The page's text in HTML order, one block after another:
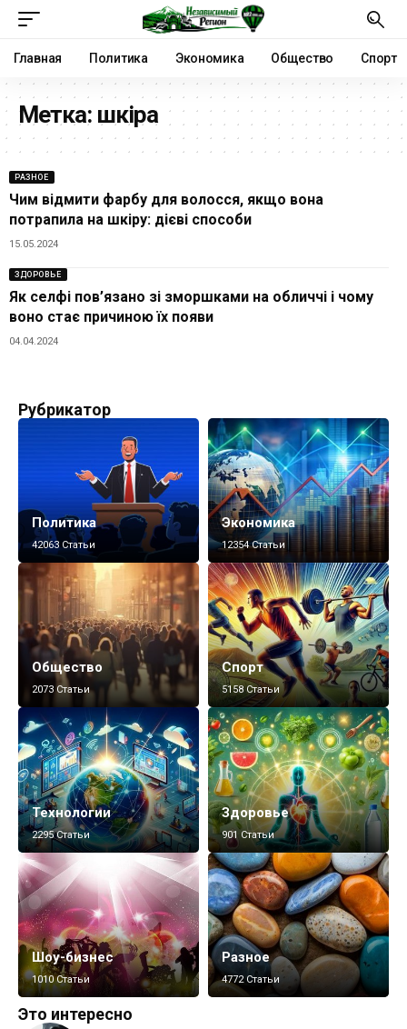
Главная Политика Экономика Общество Спорт
Метка: шкіра
РАЗНОЕ
Чим відмити фарбу для волосся, якщо вона
потрапила на шкіру: дієві способи
15.05.2024
ЗДОРОВЬЕ
Як селфі пов’язано зі зморшками на обличчі і чому
воно стає причиною їх появи
04.04.2024
Рубрикатор
Политика
42063 Статьи
Экономика
12354 Статьи
Общество
2073 Статьи
Спорт
5158 Статьи
Технологии
2295 Статьи
Здоровье
901 Статьи
Шоу-бизнес
1010 Статьи
Разное
4772 Статьи
Это интересно